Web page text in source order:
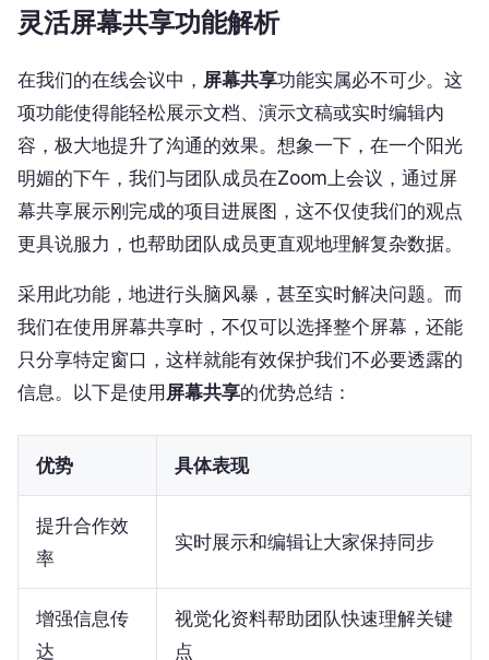
灵活屏幕共享功能解析
在我们的在线会议中， 屏幕共享功能实属必不可少。这
项功能使得能轻松展示文档、演示文稿或实时编辑内
容，极大地提升了沟通的效果。想象一下，在一个阳光
明媚的下午，我们与团队成员在Zoom上会议，通过屏
幕共享展示刚完成的项目进展图，这不仅使我们的观点
更具说服力，也帮助团队成员更直观地理解复杂数据。
采用此功能，地进行头脑风暴，甚至实时解决问题。而
我们在使用屏幕共享时，不仅可以选择整个屏幕，还能
只分享特定窗口，这样就能有效保护我们不必要透露的
信息。以下是使用 屏幕共享的优势总结：
优势 具体表现
提升合作效
率
实时展示和编辑让大家保持同步
增强信息传
达
视觉化资料帮助团队快速理解关键
点